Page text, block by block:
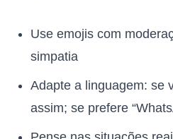
Use emojis com
simpatia
Adapte a linguagem: se
assim; se prefere